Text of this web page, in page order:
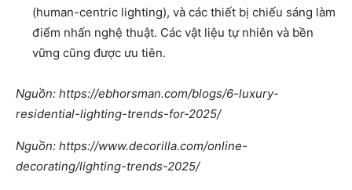
(human-centric lighting), và các thiết bị chiếu sáng làm
điểm nhấn nghệ thuật. Các vật liệu tự nhiên và bền
vững cũng được ưu tiên.
Nguồn: https://ebhorsman.com/blogs/6-luxury-
residential-lighting-trends-for-2025/
Nguồn: https://www.decorilla.com/online-
decorating/lighting-trends-2025/